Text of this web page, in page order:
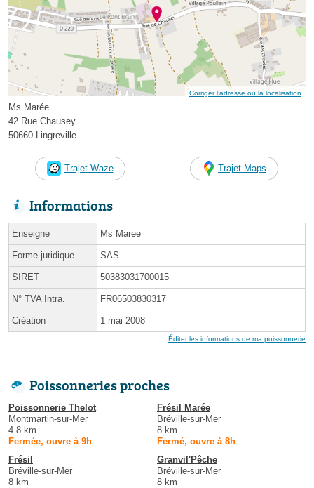
Corriger l’adresse ou la localisation
Ms Marée
42 Rue Chausey
50660 Lingreville
Trajet Waze Trajet Maps
Informations
Enseigne Ms Maree
Forme juridique SAS
SIRET 50383031700015
N° TVA Intra. FR06503830317
Création 1 mai 2008
Éditer les informations de ma poissonnerie
Poissonneries proches
Poissonnerie Thelot
Montmartin-sur-Mer
4.8 km
Fermée, ouvre à 9h
Frésil Marée
Bréville-sur-Mer
8 km
Fermé, ouvre à 8h
Frésil
Bréville-sur-Mer
8 km
Granvil'Pêche
Bréville-sur-Mer
8 km